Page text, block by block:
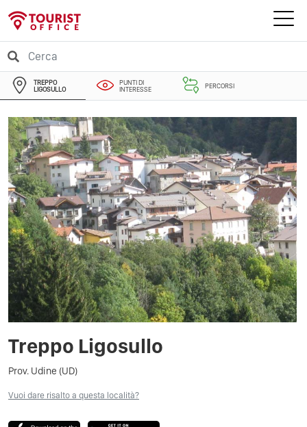
TREPPO
LIGOSULLO
PUNTI DI
INTERESSE
PERCORSI
Treppo Ligosullo
Prov. Udine (UD)
Vuoi dare risalto a questa località?